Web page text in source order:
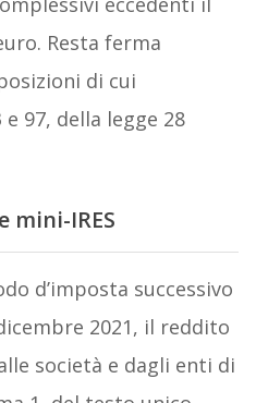
Resta ferma
di cui
97, della legge 28
mini-IRES
d’imposta successivo
2021, il reddito
società e dagli enti di